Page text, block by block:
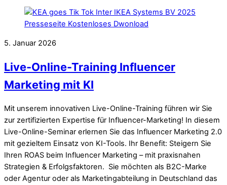
5. Januar 2026
Live-Online-Training Influencer
Marketing mit KI
Mit unserem innovativen Live-Online-Training führen wir Sie
zur zertifizierten Expertise für Influencer-Marketing! In diesem
Live-Online-Seminar erlernen Sie das Influencer Marketing 2.0
mit gezieltem Einsatz von KI-Tools. Ihr Benefit: Steigern Sie
Ihren ROAS beim Influencer Marketing – mit praxisnahen
Strategien & Erfolgsfaktoren. Sie möchten als B2C-Marke
oder Agentur oder als Marketingabteilung in Deutschland das